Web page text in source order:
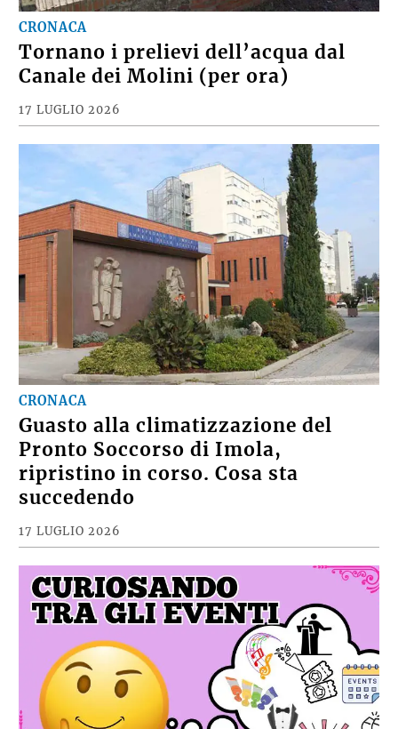
CRONACA
Tornano i prelievi dell’acqua dal
Canale dei Molini (per ora)
17 LUGLIO 2026
CRONACA
Guasto alla climatizzazione del
Pronto Soccorso di Imola,
ripristino in corso. Cosa sta
succedendo
17 LUGLIO 2026